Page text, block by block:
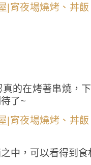
的在烤著串燒，
了~
中，可以看得到